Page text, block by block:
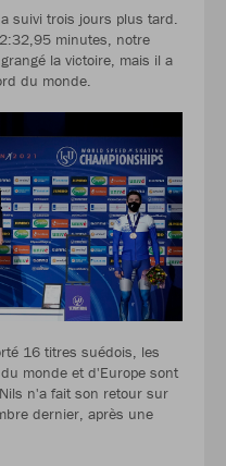
suivi trois jours plus tard.
minutes, notre
la victoire, mais il a
du monde.
16 titres suédois, les
monde et d'Europe sont
n'a fait son retour sur
dernier, après une